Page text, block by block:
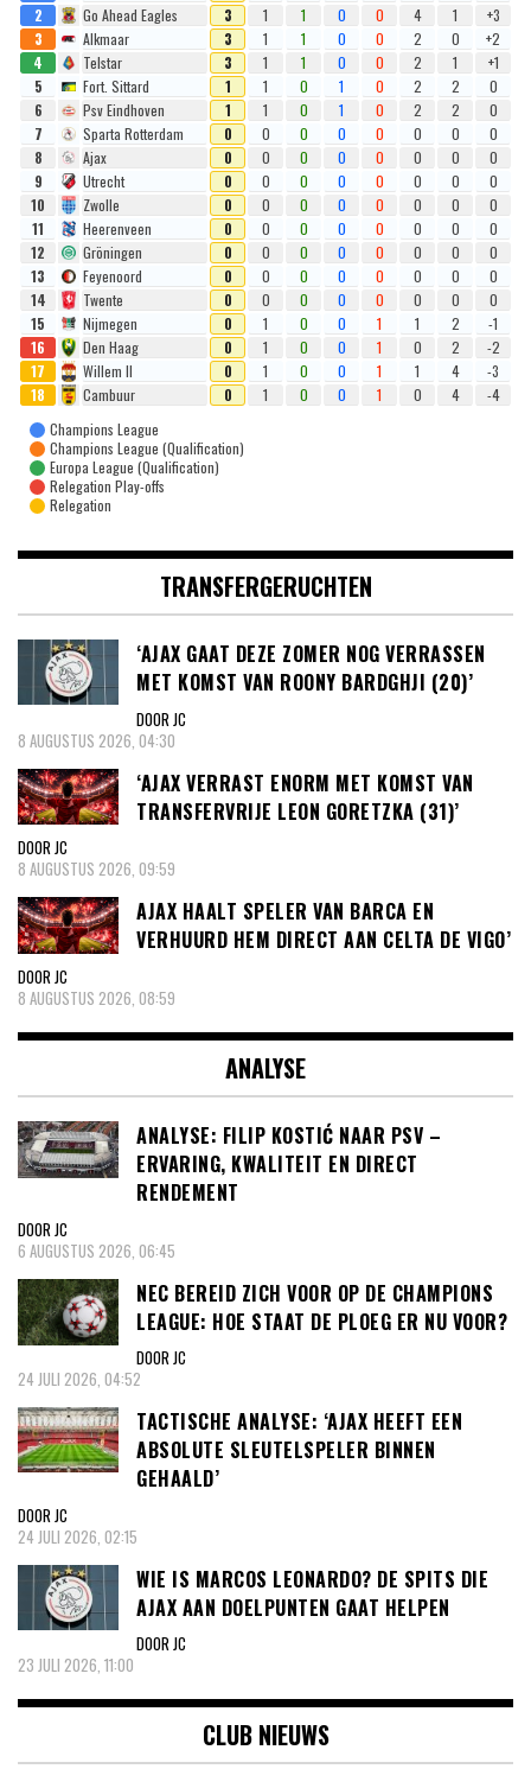
2
Go Ahead Eagles 3 1 1 0 0 4 1
+3
3
Alkmaar 3 1 1 0 0 2 0
+2
4
Telstar 3 1 1 0 0 2 1
+1
5
Fort. Sittard 1 1 0 1 0 2 2
0
6
Psv Eindhoven 1 1 0 1 0 2 2
0
7
Sparta Rotterdam 0 0 0 0 0 0 0
0
8
Ajax 0 0 0 0 0 0 0
0
9
Utrecht 0 0 0 0 0 0 0
0
10
Zwolle 0 0 0 0 0 0 0
0
11
Heerenveen 0 0 0 0 0 0 0
0
12
Gröningen 0 0 0 0 0 0 0
0
13
Feyenoord 0 0 0 0 0 0 0
0
14
Twente 0 0 0 0 0 0 0
0
15
Nijmegen 0 1 0 0 1 1 2
-1
16
Den Haag 0 1 0 0 1 0 2
-2
17
Willem II 0 1 0 0 1 1 4
-3
18
Cambuur 0 1 0 0 1 0 4
-4
Champions League
Champions League (Qualification)
Europa League (Qualification)
Relegation Play-offs
Relegation
TRANSFERGERUCHTEN
‘AJAX GAAT DEZE ZOMER NOG VERRASSEN
MET KOMST VAN ROONY BARDGHJI (20)’
DOOR JC
8 AUGUSTUS 2026, 04:30
‘AJAX VERRAST ENORM MET KOMST VAN
TRANSFERVRIJE LEON GORETZKA (31)’
DOOR JC
8 AUGUSTUS 2026, 09:59
AJAX HAALT SPELER VAN BARCA EN
VERHUURD HEM DIRECT AAN CELTA DE VIGO’
DOOR JC
8 AUGUSTUS 2026, 08:59
ANALYSE
ANALYSE: FILIP KOSTIĆ NAAR PSV –
ERVARING, KWALITEIT EN DIRECT
RENDEMENT
DOOR JC
6 AUGUSTUS 2026, 06:45
NEC BEREID ZICH VOOR OP DE CHAMPIONS
LEAGUE: HOE STAAT DE PLOEG ER NU VOOR?
DOOR JC
24 JULI 2026, 04:52
TACTISCHE ANALYSE: ‘AJAX HEEFT EEN
ABSOLUTE SLEUTELSPELER BINNEN
GEHAALD’
DOOR JC
24 JULI 2026, 02:15
WIE IS MARCOS LEONARDO? DE SPITS DIE
AJAX AAN DOELPUNTEN GAAT HELPEN
DOOR JC
23 JULI 2026, 11:00
CLUB NIEUWS